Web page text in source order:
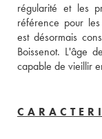
régularité et les
référence pour
est désormais
Boissenot. L'âge
capable de vieillir